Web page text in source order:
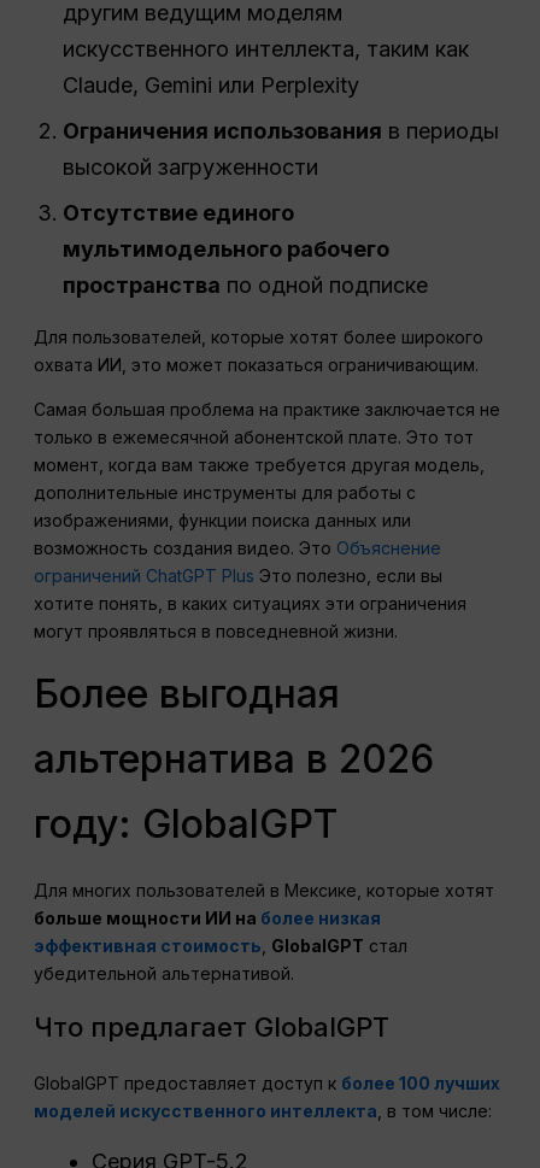
другим ведущим моделям
искусственного интеллекта, таким как
Claude, Gemini или Perplexity
Ограничения использования в периоды
высокой загруженности
Отсутствие единого
мультимодельного рабочего
пространства по одной подписке
Для пользователей, которые хотят более широкого
охвата ИИ, это может показаться ограничивающим.
Самая большая проблема на практике заключается не
только в ежемесячной абонентской плате. Это тот
момент, когда вам также требуется другая модель,
дополнительные инструменты для работы с
изображениями, функции поиска данных или
возможность создания видео. Это Объяснение
ограничений ChatGPT Plus Это полезно, если вы
хотите понять, в каких ситуациях эти ограничения
могут проявляться в повседневной жизни.
Более выгодная
альтернатива в 2026
году: GlobalGPT
Для многих пользователей в Мексике, которые хотят
больше мощности ИИ на более низкая
эффективная стоимость GlobalGPT стал
убедительной альтернативой.
Что предлагает GlobalGPT
GlobalGPT предоставляет доступ к более 100 лучших
моделей искусственного интеллекта , в том числе:
Серия GPT-5.2